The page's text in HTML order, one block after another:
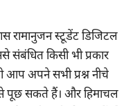
रामानुजन स्टूडेंट डिजिटल
संबंधित किसी भी प्रकार
आप अपने सभी प्रश्न नीचे
पूछ सकते हैं। और हिमाचल